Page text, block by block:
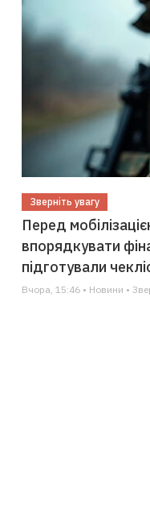
Зверніть увагу
Перед
впорядкувати
підготували
Вчора, 15:46 • Новини •